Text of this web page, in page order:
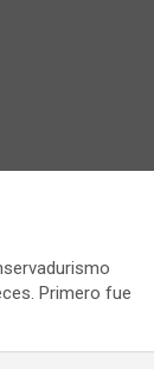
Primero fue